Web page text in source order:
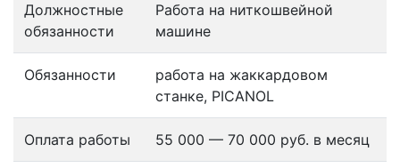
Должностные
обязанности
Работа на ниткошвейной
машине
Обязанности
работа на жаккардовом
станке, PICANOL
Оплата работы 55 000 — 70 000 руб. в месяц